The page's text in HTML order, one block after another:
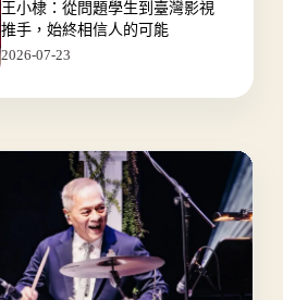
王小棣：從問題學生到臺灣影視
推手，始終相信人的可能
2026-07-23